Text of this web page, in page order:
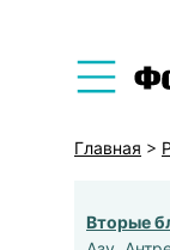
Главная >
Вторые